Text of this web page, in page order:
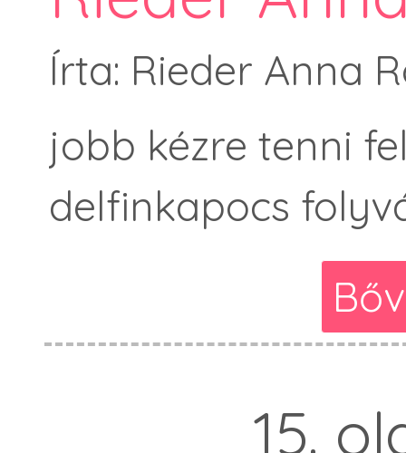
Írta: Rieder Anna
jobb kézre tenni
delfinkapocs
15.